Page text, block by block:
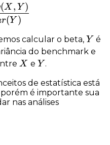
=
r(Y )
(X , Y )
calcular o beta, Y
Y é
do benchmark e
X
X e Y
Y .
de estatística está
é importante sua
nas análises